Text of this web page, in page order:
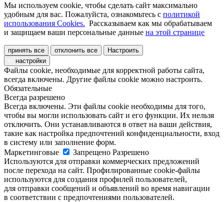
Мы используем cookie, чтобы сделать сайт максимально
удобным для вас. Пожалуйста, ознакомьтесь с политикой
использования Cookies. Рассказываем как мы обрабатываем
и защищаем ваши персональные данные на этой странице
принять все отклонить все
Настроить
настройки
Файлы cookie, необходимые для корректной работы сайта,
всегда включены. Другие файлы cookie можно настроить.
Обязательные
Всегда разрешено
Всегда включены. Эти файлы cookie необходимы для того,
чтобы вы могли использовать сайт и его функции. Их нельзя
отключить. Они устанавливаются в ответ на ваши действия,
такие как настройка предпочтений конфиденциальности, вход
в систему или заполнение форм.
Маркетинговые
Запрещено Разрешено
Используются для отправки коммерческих предложений
после перехода на сайт. Профилированные cookie-файлы
используются для создания профилей пользователей,
для отправки сообщений и объявлений во время навигации
в соответствии с предпочтениями пользователей.